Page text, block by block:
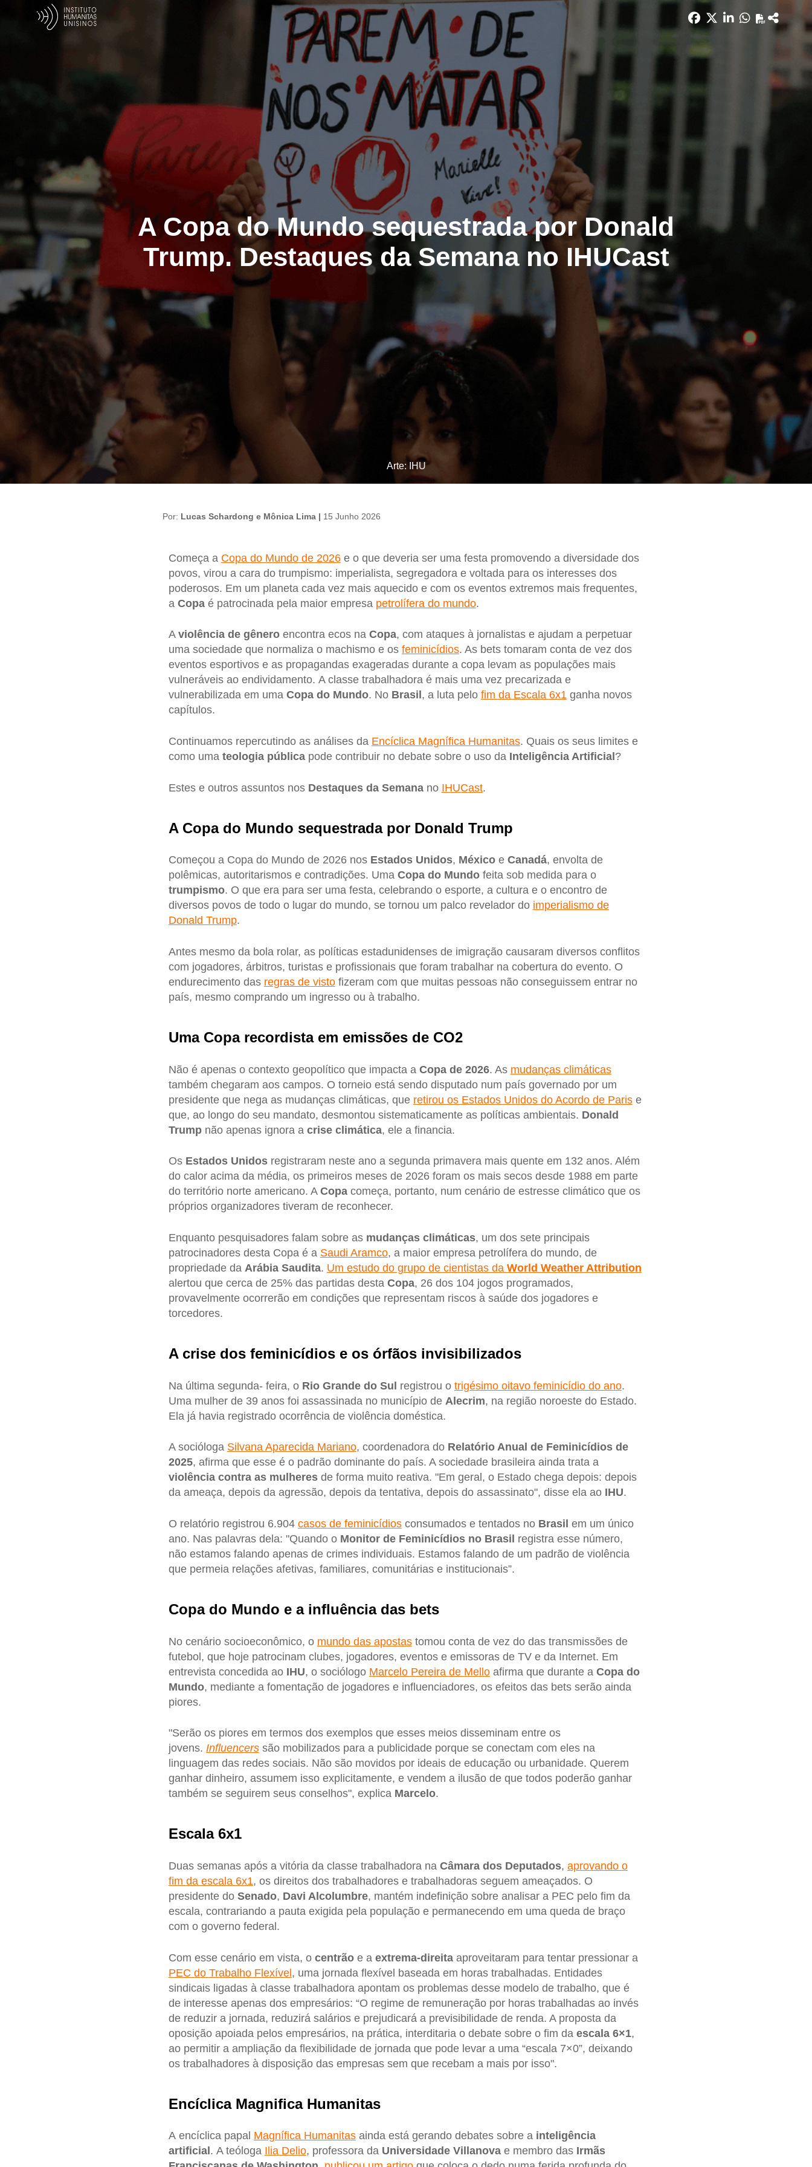
A Copa do Mundo sequestrada por Donald
Trump. Destaques da Semana no IHUCast
Arte: IHU
Por: Lucas Schardong e Mônica Lima | 15 Junho 2026
Começa a Copa do Mundo de 2026e o que deveria ser uma festa promovendo a diversidade dos
povos, virou a cara do trumpismo: imperialista, segregadora e voltada para os interesses dos
poderosos. Em um planeta cada vez mais aquecido e com os eventos extremos mais frequentes,
a Copaé patrocinada pela maior empresa petrolífera do mundo.
A violência de gêneroencontra ecos na Copa, com ataques à jornalistas e ajudam a perpetuar
uma sociedade que normaliza o machismo e os feminicídios. As bets tomaram conta de vez dos
eventos esportivos e as propagandas exageradas durante a copa levam as populações mais
vulneráveis ao endividamento. A classe trabalhadora é mais uma vez precarizada e
vulnerabilizada em uma Copa do Mundo. No Brasil , a luta pelo fim da Escala 6x1ganha novos
capítulos.
Continuamos repercutindo as análises da Encíclica Magnífica Humanitas. Quais os seus limites e
como uma teologia públicapode contribuir no debate sobre o uso da Inteligência Artificial ?
Estes e outros assuntos nos Destaques da Semanano IHUCast.
A Copa do Mundo sequestrada por Donald Trump
Começou a Copa do Mundo de 2026 nos Estados Unidos, Méxicoe Canadá, envolta de
polêmicas, autoritarismos e contradições. Uma Copa do Mundofeita sob medida para o
trumpismo. O que era para ser uma festa, celebrando o esporte, a cultura e o encontro de
diversos povos de todo o lugar do mundo, se tornou um palco revelador do imperialismo de
Donald Trump.
Antes mesmo da bola rolar, as políticas estadunidenses de imigração causaram diversos conflitos
com jogadores, árbitros, turistas e profissionais que foram trabalhar na cobertura do evento. O
endurecimento das regras de vistofizeram com que muitas pessoas não conseguissem entrar no
país, mesmo comprando um ingresso ou à trabalho.
Uma Copa recordista em emissões de CO2
Não é apenas o contexto geopolítico que impacta a Copa de 2026. As mudanças climáticas
também chegaram aos campos. O torneio está sendo disputado num país governado por um
presidente que nega as mudanças climáticas, que retirou os Estados Unidos do Acordo de Parise
que, ao longo do seu mandato, desmontou sistematicamente as políticas ambientais. Donald
Trumpnão apenas ignora a crise climática, ele a financia.
Os Estados Unidosregistraram neste ano a segunda primavera mais quente em 132 anos. Além
do calor acima da média, os primeiros meses de 2026 foram os mais secos desde 1988 em parte
do território norte americano. A Copacomeça, portanto, num cenário de estresse climático que os
próprios organizadores tiveram de reconhecer.
Enquanto pesquisadores falam sobre as mudanças climáticas, um dos sete principais
patrocinadores desta Copa é a Saudi Aramco, a maior empresa petrolífera do mundo, de
propriedade da Arábia Saudita. Um estudo do grupo de cientistas da World Weather Attribution
alertou que cerca de 25% das partidas desta Copa, 26 dos 104 jogos programados,
provavelmente ocorrerão em condições que representam riscos à saúde dos jogadores e
torcedores.
A crise dos feminicídios e os órfãos invisibilizados
Na última segunda- feira, o Rio Grande do Sul registrou o trigésimo oitavo feminicídio do ano.
Uma mulher de 39 anos foi assassinada no município de Alecrim, na região noroeste do Estado.
Ela já havia registrado ocorrência de violência doméstica.
A socióloga Silvana Aparecida Mariano, coordenadora do Relatório Anual de Feminicídios de
2025, afirma que esse é o padrão dominante do país. A sociedade brasileira ainda trata a
violência contra as mulheresde forma muito reativa. "Em geral, o Estado chega depois: depois
da ameaça, depois da agressão, depois da tentativa, depois do assassinato", disse ela ao IHU.
O relatório registrou 6.904 casos de feminicídiosconsumados e tentados no Brasil em um único
ano. Nas palavras dela: "Quando o Monitor de Feminicídios no Brasil registra esse número,
não estamos falando apenas de crimes individuais. Estamos falando de um padrão de violência
que permeia relações afetivas, familiares, comunitárias e institucionais”.
Copa do Mundo e a influência das bets
No cenário socioeconômico, o mundo das apostastomou conta de vez do das transmissões de
futebol, que hoje patrocinam clubes, jogadores, eventos e emissoras de TV e da Internet. Em
entrevista concedida ao IHU, o sociólogo Marcelo Pereira de Melloafirma que durante a Copa do
Mundo, mediante a fomentação de jogadores e influenciadores, os efeitos das bets serão ainda
piores.
"Serão os piores em termos dos exemplos que esses meios disseminam entre os
jovens. Influencerssão mobilizados para a publicidade porque se conectam com eles na
linguagem das redes sociais. Não são movidos por ideais de educação ou urbanidade. Querem
ganhar dinheiro, assumem isso explicitamente, e vendem a ilusão de que todos poderão ganhar
também se seguirem seus conselhos", explica Marcelo.
Escala 6x1
Duas semanas após a vitória da classe trabalhadora na Câmara dos Deputados, aprovando o
fim da escala 6x1, os direitos dos trabalhadores e trabalhadoras seguem ameaçados. O
presidente do Senado, Davi Alcolumbre, mantém indefinição sobre analisar a PEC pelo fim da
escala, contrariando a pauta exigida pela população e permanecendo em uma queda de braço
com o governo federal.
Com esse cenário em vista, o centrãoe a extrema-direitaaproveitaram para tentar pressionar a
PEC do Trabalho Flexível, uma jornada flexível baseada em horas trabalhadas. Entidades
sindicais ligadas à classe trabalhadora apontam os problemas desse modelo de trabalho, que é
de interesse apenas dos empresários: “O regime de remuneração por horas trabalhadas ao invés
de reduzir a jornada, reduzirá salários e prejudicará a previsibilidade de renda. A proposta da
oposição apoiada pelos empresários, na prática, interditaria o debate sobre o fim da escala 6×1,
ao permitir a ampliação da flexibilidade de jornada que pode levar a uma “escala 7×0”, deixando
os trabalhadores à disposição das empresas sem que recebam a mais por isso".
Encíclica Magnifica Humanitas
A encíclica papal Magnífica Humanitasainda está gerando debates sobre a inteligência
artificial . A teóloga Ilia Delio, professora da Universidade Villanovae membro das Irmãs